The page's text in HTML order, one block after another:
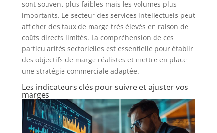
sont souvent plus faibles mais les volumes plus
importants. Le secteur des services intellectuels peut
afficher des taux de marge très élevés en raison de
coûts directs limités. La compréhension de ces
particularités sectorielles est essentielle pour établir
des objectifs de marge réalistes et mettre en place
une stratégie commerciale adaptée.
Les indicateurs clés pour suivre et ajuster vos
marges